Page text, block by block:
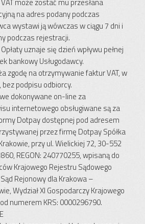
na adres podany podczas
wystawi ją wówczas w ciągu 7 dni i
podczas rejestracji.
uznaje się dzień wpływu pełnej
bankowy Usługodawcy.
zgodę na otrzymywanie faktur VAT, w
podpisu odbiorcy.
dokonywane on-line za
internetowego obsługiwane są za
Dotpay dostępnej pod adresem
przez firmę Dotpay Spółka
przy ul. Wielickiej 72, 30-552
REGON: 240770255, wpisaną do
Krajowego Rejestru Sądowego
Rejonowy dla Krakowa –
Wydział XI Gospodarczy Krajowego
numerem KRS: 0000296790.